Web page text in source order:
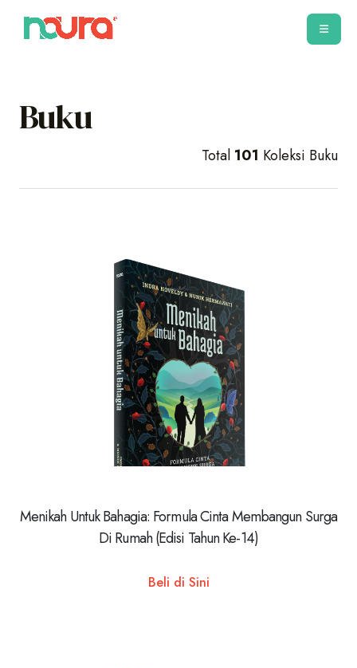
Buku
Total 101 Koleksi Buku
Menikah Untuk Bahagia: Formula Cinta Membangun Surga
Di Rumah (Edisi Tahun Ke-14)
Beli di Sini